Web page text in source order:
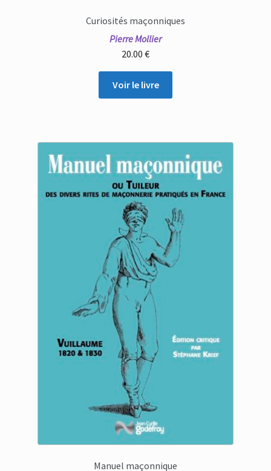
Curiosités maçonniques
Pierre Mollier
20.00 €
Voir le livre
Manuel maçonnique